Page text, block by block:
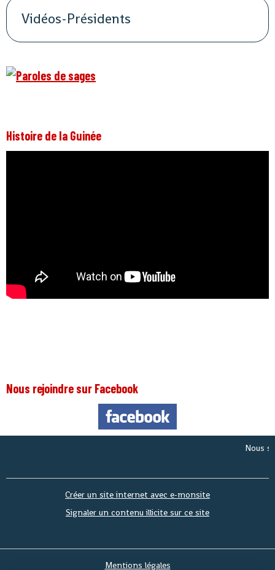
Vidéos-Présidents
Histoire de la Guinée
Nous rejoindre sur Facebook
Nous
Créer un site internet avec e-monsite
Signaler un contenu illicite sur ce site
Mentions légales